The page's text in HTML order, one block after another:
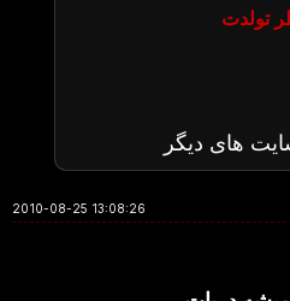
تولدت
های دیگر
2010-08-25 13:08:26